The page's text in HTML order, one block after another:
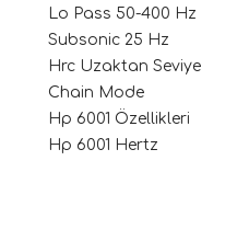
Lo Pass 50-400 Hz
Subsonic 25 Hz
Hrc Uzaktan Seviye
Chain Mode
Hp 6001 Özellikleri
Hp 6001 Hertz